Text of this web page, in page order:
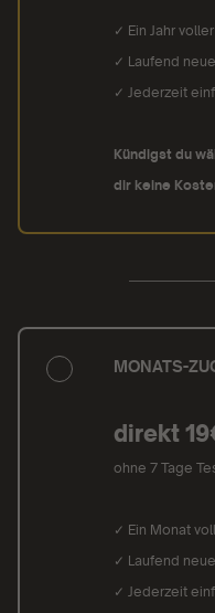
✓ Ein Jahr
✓ Laufend
✓ Jederzeit
Kündigst du
dir keine
MONATS-
direkt
ohne 7 Tage
✓ Ein Monat
✓ Laufend
✓ Jederzeit